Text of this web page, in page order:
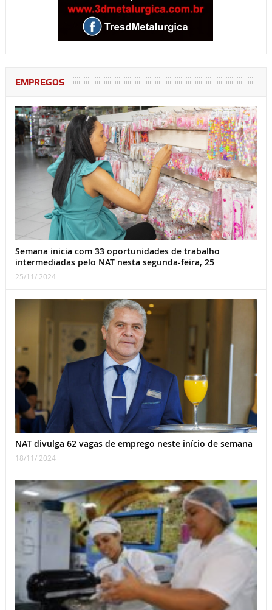
EMPREGOS
Semana inicia com 33 oportunidades de trabalho
intermediadas pelo NAT nesta segunda-feira, 25
25/11/ 2024
NAT divulga 62 vagas de emprego neste início de semana
18/11/ 2024